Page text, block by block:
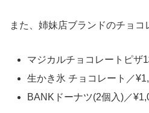
また、姉妹店ブランドのチョコ
マジカルチョコレートピザ
生かき氷 チョコレート／
BANKドーナツ(2個入)／